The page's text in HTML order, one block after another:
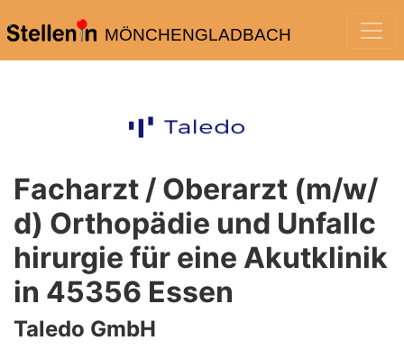
MÖNCHENGLADBACH
Facharzt / Oberarzt (m/w/
d) Orthopädie und Unfallc
hirurgie für eine Akutklinik
in 45356 Essen
Taledo GmbH